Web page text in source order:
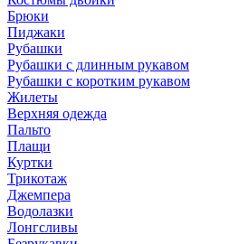
Брюки
Пиджаки
Рубашки
Рубашки с длинным рукавом
Рубашки с коротким рукавом
Жилеты
Верхняя одежда
Пальто
Плащи
Куртки
Трикотаж
Джемпера
Водолазки
Лонгсливы